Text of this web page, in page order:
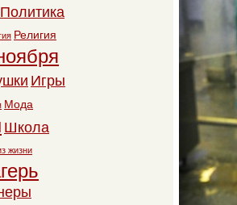
Политика
Религия
Игры
Мода
Школа
жизни